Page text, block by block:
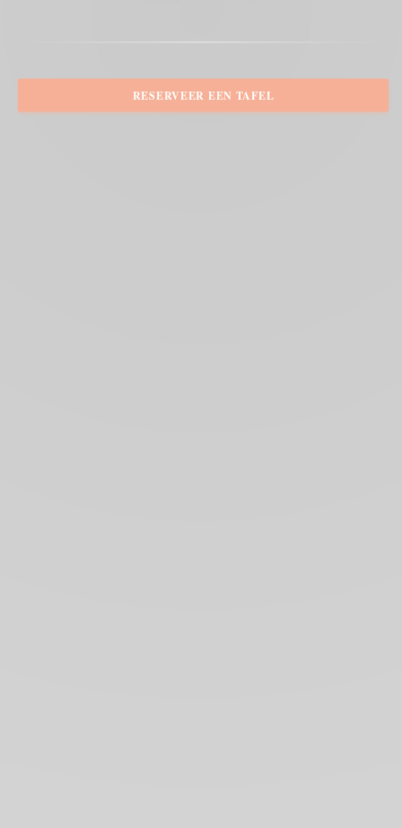
RESERVEER EEN TAFEL